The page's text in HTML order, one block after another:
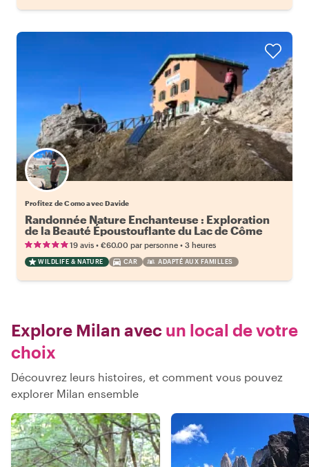
Profitez de Como avec Davide
Randonnée Nature Enchanteuse : Exploration
de la Beauté Époustouflante du Lac de Côme
19 avis • €60.00 par personne • 3 heures
WILDLIFE & NATURE CAR ADAPTÉ AUX FAMILLES
Explore Milan avec un local de votre
choix
Découvrez leurs histoires, et comment vous pouvez
explorer Milan ensemble